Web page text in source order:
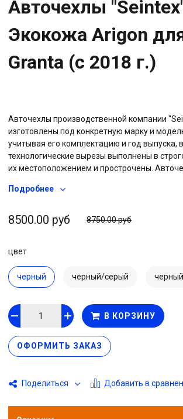
Авточехлы
Экокожа Arigon
Granta (с 2018 г.)
Авточехлы производственной компании
изготовлены под конкретную марку и
учитывая его комплектацию и год выпуска,
технологические вырезы выполнены в
их местоположением и прострочены.
имеют специальный эластичный шов,
Экокожа — экологически чистый продукт,
парникового эффекта. Экокожа была
материал, имитирующий натуральную кожу.
уровень развития производства данного
но и во многом превзойти их.
Подробнее
8500.00 руб 8750.00 руб
цвет
черный черный/серый
В КОРЗИНУ
ОФОРМИТЬ ЗАКАЗ
Поделиться Добавить в